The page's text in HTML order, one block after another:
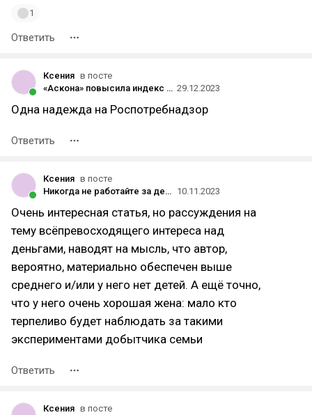
1
Ответить
Ксения в посте
«Аскона» повысила индекс лояльности клиентов до 77% 29.12.2023
Одна надежда на Роспотребнадзор
Ответить
Ксения в посте
Никогда не работайте за деньги 10.11.2023
Очень интересная статья, но рассуждения на
тему всёпревосходящего интереса над
деньгами, наводят на мысль, что автор,
вероятно, материально обеспечен выше
среднего и/или у него нет детей. А ещё точно,
что у него очень хорошая жена: мало кто
терпеливо будет наблюдать за такими
экспериментами добытчика семьи
Ответить
Ксения в посте